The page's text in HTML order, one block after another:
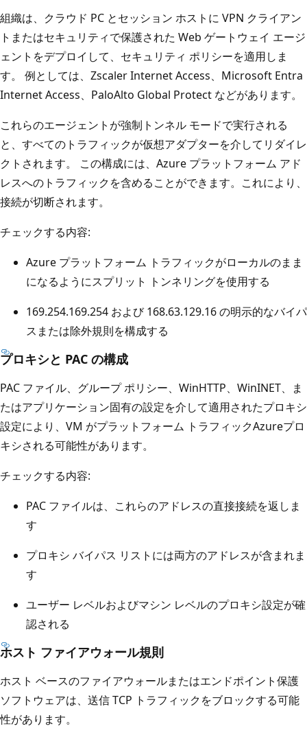
組織は、クラウド PC とセッション ホストに VPN クライアン
トまたはセキュリティで保護された Web ゲートウェイ エージ
ェントをデプロイして、セキュリティ ポリシーを適用しま
す。 例としては、Zscaler Internet Access、Microsoft Entra
Internet Access、PaloAlto Global Protect などがあります。
これらのエージェントが強制トンネル モードで実行される
と、すべてのトラフィックが仮想アダプターを介してリダイレ
クトされます。 この構成には、Azure プラットフォーム アド
レスへのトラフィックを含めることができます。これにより、
接続が切断されます。
チェックする内容:
Azure プラットフォーム トラフィックがローカルのまま
になるようにスプリット トンネリングを使用する
169.254.169.254 および 168.63.129.16 の明示的なバイパ
スまたは除外規則を構成する
プロキシと PAC の構成
PAC ファイル、グループ ポリシー、WinHTTP、WinINET、ま
たはアプリケーション固有の設定を介して適用されたプロキシ
設定により、VM がプラットフォーム トラフィックAzureプロ
キシされる可能性があります。
チェックする内容:
PAC ファイルは、これらのアドレスの直接接続を返しま
す
プロキシ バイパス リストには両方のアドレスが含まれま
す
ユーザー レベルおよびマシン レベルのプロキシ設定が確
認される
ホスト ファイアウォール規則
ホスト ベースのファイアウォールまたはエンドポイント保護
ソフトウェアは、送信 TCP トラフィックをブロックする可能
性があります。